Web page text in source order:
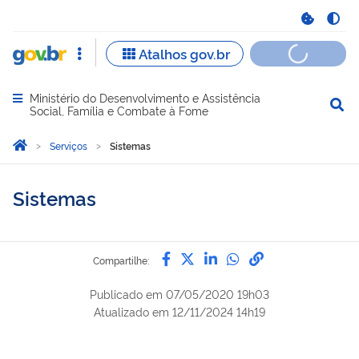
Abrir menu principal de navegação
Ministério do Desenvolvimento e Assistência
Social, Família e Combate à Fome
Você está aqui:
Página Inicial
Serviços Sistemas
Sistemas
Compartilhe: Compartilhe por Facebook
Compartilhe por Twitter
Compartilhe por
Compartilhe
link para
Publicado em 07/05/2020 19h03
Atualizado em 12/11/2024 14h19